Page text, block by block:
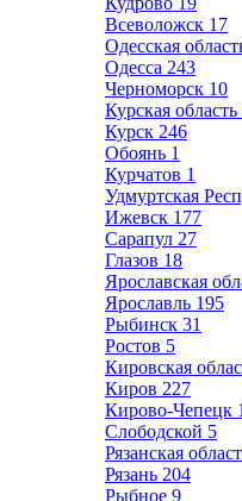
Всеволожск 17
Одесская
Одесса 243
Черноморск 10
Курская область
Курск 246
Обоянь 1
Курчатов 1
Удмуртская
Ижевск 177
Сарапул 27
Глазов 18
Ярославская
Ярославль 195
Рыбинск 31
Ростов 5
Кировская
Киров 227
Кирово-Чепецк
Слободской 5
Рязанская
Рязань 204
Рыбное 9